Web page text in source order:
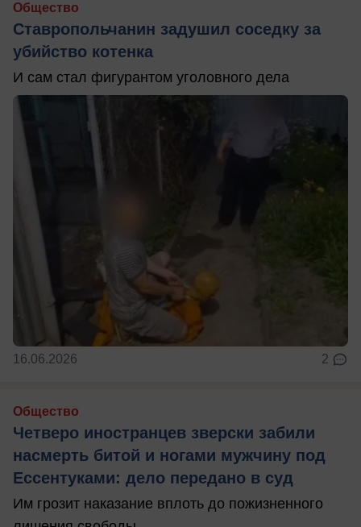
Общество
Ставропольчанин задушил соседку за
убийство котенка
И сам стал фигурантом уголовного дела
16.06.2026 2
Общество
Четверо иностранцев зверски забили
насмерть битой и ногами мужчину под
Ессентуками: дело передано в суд
Им грозит наказание вплоть до пожизненного